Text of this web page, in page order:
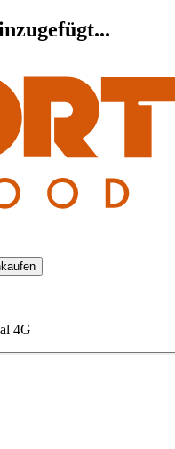
4G